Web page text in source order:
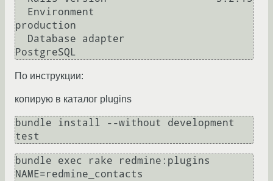
production
По инструкции:
копирую в каталог plugins
bundle install --without development
test
bundle exec rake redmine:plugins
NAME=redmine_contacts